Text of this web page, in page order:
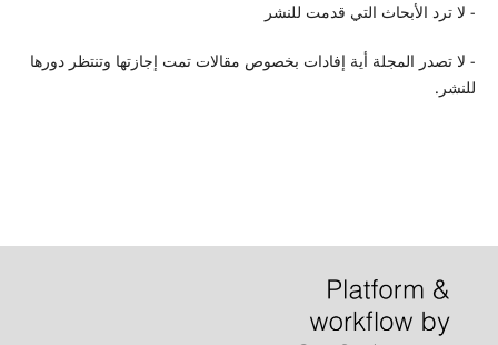
- لا ترد الأبحاث التي قدمت للنشر
- لا تصدر المجلة أية إفادات بخصوص مقالات تمت إجازتها وتنتظر دورها
للنشر.